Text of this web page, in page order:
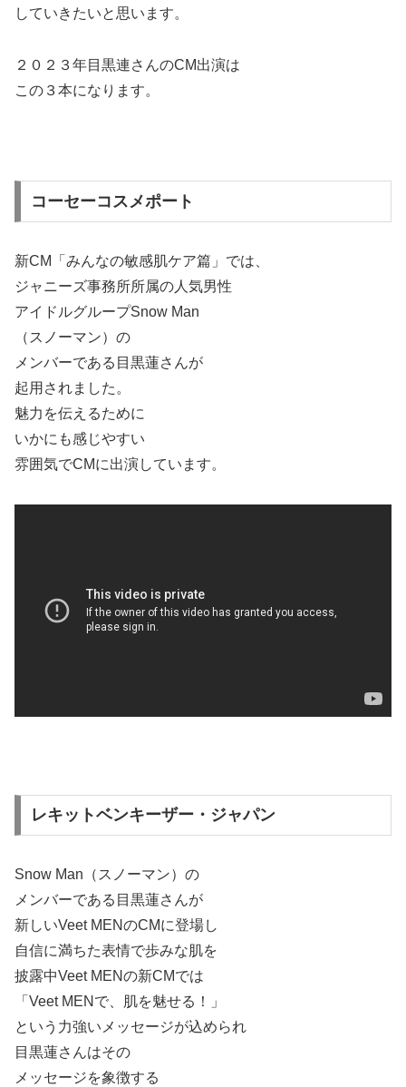
していきたいと思います。
２０２３年目黒連さんのCM出演は
この３本になります。
コーセーコスメポート
新CM「みんなの敏感肌ケア篇」では、
ジャニーズ事務所所属の人気男性
アイドルグループSnow Man
（スノーマン）の
メンバーである目黒蓮さんが
起用されました。
魅力を伝えるために
いかにも感じやすい
雰囲気でCMに出演しています。
レキットベンキーザー・ジャパン
Snow Man（スノーマン）の
メンバーである目黒蓮さんが
新しいVeet MENのCMに登場し
自信に満ちた表情で歩みな肌を
披露中Veet MENの新CMでは
「Veet MENで、肌を魅せる！」
という力強いメッセージが込められ
目黒蓮さんはその
メッセージを象徴する